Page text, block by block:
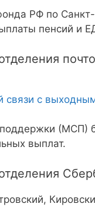
РФ по
пенсий и
связи с
(МСП)
выплат.